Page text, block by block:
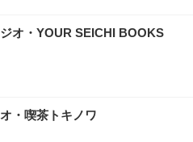
オ・YOUR SEICHI BOOKS
・喫茶トキノワ